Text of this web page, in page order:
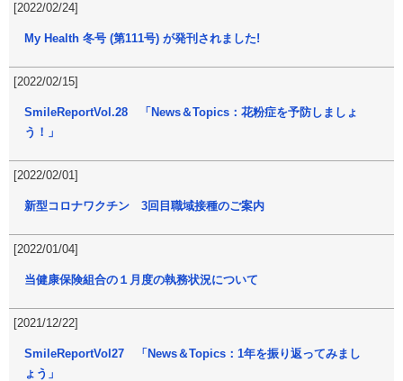
[2022/02/24]
My Health 冬号 (第111号) が発刊されました!
[2022/02/15]
SmileReportVol.28 「News＆Topics：花粉症を予防しましょ
う！」
[2022/02/01]
新型コロナワクチン 3回目職域接種のご案内
[2022/01/04]
当健康保険組合の１月度の執務状況について
[2021/12/22]
SmileReportVol27 「News＆Topics：1年を振り返ってみまし
ょう」